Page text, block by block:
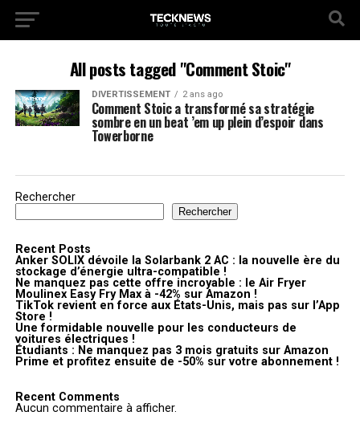
All posts tagged "Comment Stoic"
DIVERTISSEMENT 2 ans ago
Comment Stoic a transformé sa stratégie
sombre en un beat ’em up plein d’espoir dans
Towerborne
Rechercher
Rechercher
Recent Posts
Anker SOLIX dévoile la Solarbank 2 AC : la nouvelle ère du
stockage d’énergie ultra-compatible !
Ne manquez pas cette offre incroyable : le Air Fryer
Moulinex Easy Fry Max à -42% sur Amazon !
TikTok revient en force aux États-Unis, mais pas sur l’App
Store !
Une formidable nouvelle pour les conducteurs de
voitures électriques !
Étudiants : Ne manquez pas 3 mois gratuits sur Amazon
Prime et profitez ensuite de -50% sur votre abonnement !
Recent Comments
Aucun commentaire à afficher.